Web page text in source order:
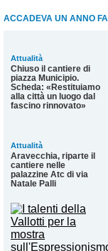
ACCADEVA UN ANNO FA
Attualità
Chiuso il cantiere di
piazza Municipio.
Scheda: «Restituiamo
alla città un luogo dal
fascino rinnovato»
Attualità
Aravecchia, riparte il
cantiere nelle
palazzine Atc di via
Natale Palli